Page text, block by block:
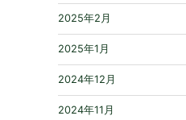
2025年2月
2025年1月
2024年12月
2024年11月